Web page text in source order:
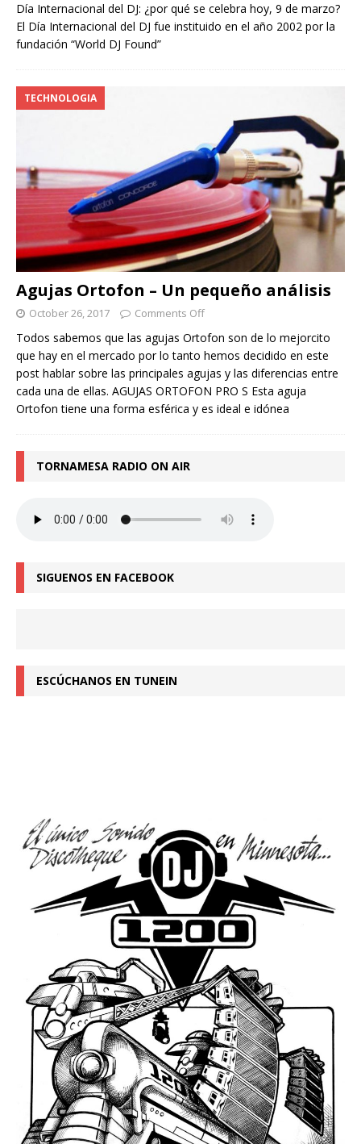
Día Internacional del DJ: ¿por qué se celebra hoy, 9 de marzo?
El Día Internacional del DJ fue instituido en el año 2002 por la
fundación “World DJ Found”
Agujas Ortofon – Un pequeño análisis
TECHNOLOGIA
October 26, 2017 Comments Off
Todos sabemos que las agujas Ortofon son de lo mejorcito
que hay en el mercado por lo tanto hemos decidido en este
post hablar sobre las principales agujas y las diferencias entre
cada una de ellas. AGUJAS ORTOFON PRO S Esta aguja
Ortofon tiene una forma esférica y es ideal e idónea
TORNAMESA RADIO ON AIR
SIGUENOS EN FACEBOOK
ESCÚCHANOS EN TUNEIN